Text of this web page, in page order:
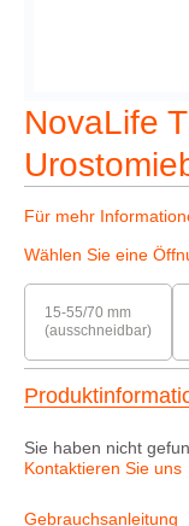
NovaLife
Für mehr
Wählen Sie eine
15-55/70 mm
(ausschneidbar)
Sie haben nicht
Kontaktieren Sie uns
Gebrauchsanleitung